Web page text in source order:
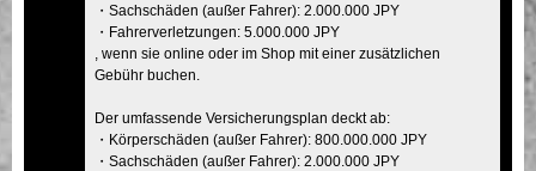
・Sachschäden (außer Fahrer): 2.000.000 JPY
・Fahrerverletzungen: 5.000.000 JPY
, wenn sie online oder im Shop mit einer zusätzlichen
Gebühr buchen.
Der umfassende Versicherungsplan deckt ab:
・Körperschäden (außer Fahrer): 800.000.000 JPY
・Sachschäden (außer Fahrer): 2.000.000 JPY